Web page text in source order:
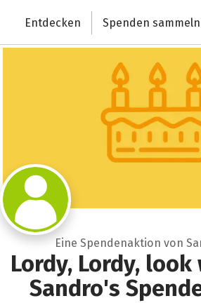
Deutschlands größte Spendenplattform
Entdecken Spenden sammeln
Eine Spendenaktion von
Lordy, Lordy,
Sandro's